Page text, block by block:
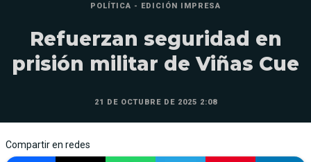
POLÍTICA - EDICIÓN IMPRESA
Refuerzan seguridad en
prisión militar de Viñas Cue
21 DE OCTUBRE DE 2025 2:08
Compartir en redes